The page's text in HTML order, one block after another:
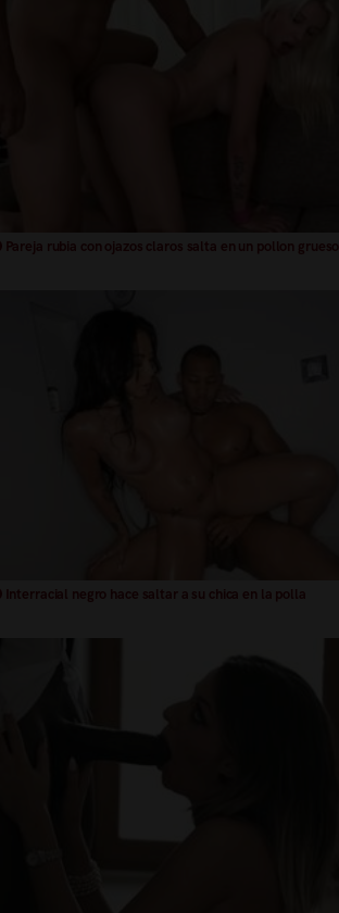
Pareja rubia con ojazos claros salta en un pollon grueso
Interracial negro hace saltar a su chica en la polla